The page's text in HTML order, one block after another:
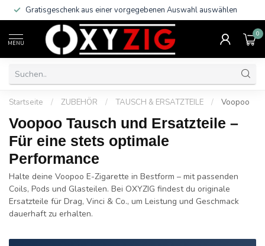
Trusted Shop Käuferschutz!
MENU
0
Startseite / ZUBEHÖR / TAUSCH & ERSATZTEILE / Voopoo
Voopoo Tausch und Ersatzteile –
Für eine stets optimale
Performance
Halte deine Voopoo E-Zigarette in Bestform – mit passenden
Coils, Pods und Glasteilen. Bei OXYZIG findest du originale
Ersatzteile für Drag, Vinci & Co., um Leistung und Geschmack
dauerhaft zu erhalten.